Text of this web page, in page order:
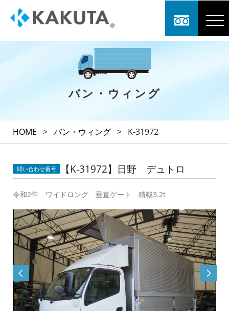
バン・ウィング
HOME > バン・ウィング > K-31972
問い合わせ番号 【K-31972】日野 デュトロ
令和2年 ワイドロング 垂直ゲート 積載3.2t